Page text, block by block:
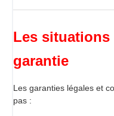
Les situations
garantie
Les garanties légales et
pas :